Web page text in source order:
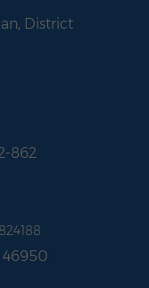
District
862
46950